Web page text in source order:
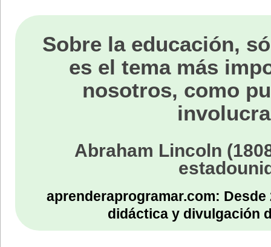
Sobre la educación,
es el tema más
nosotros, como
Abraham Lincoln
aprenderaprogramar.com:
didáctica y divulgación